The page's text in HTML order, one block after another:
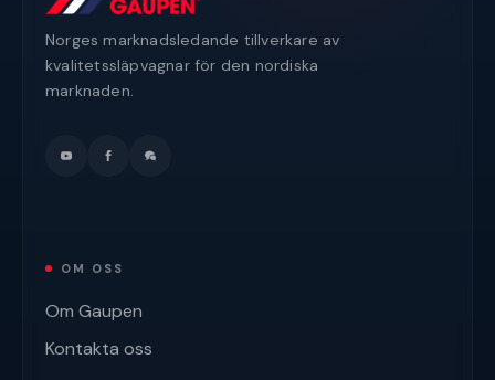
Norges marknadsledande tillverkare av
kvalitetssläpvagnar för den nordiska
marknaden.
OM OSS
Om Gaupen
Kontakta oss